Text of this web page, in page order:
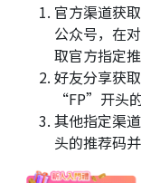
官方渠道获
公众号，在
取官方指定推
好友分享获
“FP”开头
其他指定
头的推荐码